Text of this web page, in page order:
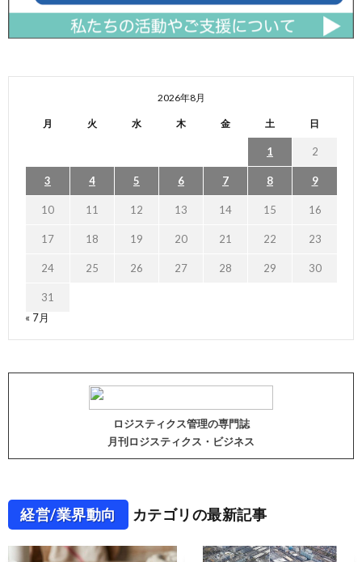
2026年8月
月 火 水 木 金 土 日
1 2
3 4 5 6 7 8 9
10 11 12 13 14 15 16
17 18 19 20 21 22 23
24 25 26 27 28 29 30
31
« 7月
ロジスティクス管理の専門誌
月刊ロジスティクス・ビジネス
経営/業界動向 カテゴリの最新記事